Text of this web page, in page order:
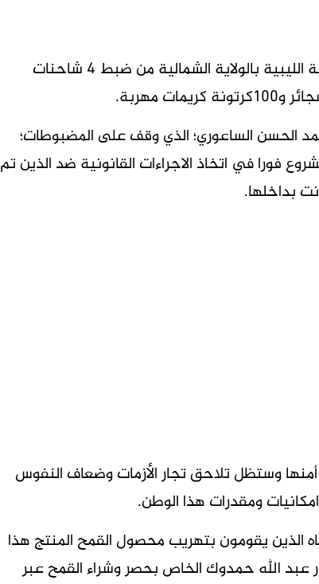
الخرطوم”تاق برس” – تمكنت القوات المشتركة السودانية الليبية بالولاية الشمالية من ضبط 4 شاحنات
الحسن الساعوري؛ الذي وقف على المضبوطات؛
فورا في اتخاذ الاجراءات القانونية ضد الذين تم
بداخلها.
وستظل تلاحق تجار الأزمات وضعاف النفوس
ومقدرات هذا الوطن.
الذين يقومون بتهريب محصول القمح المنتج هذا
عبد الله حمدوك الخاص بحصر وشراء القمح عبر